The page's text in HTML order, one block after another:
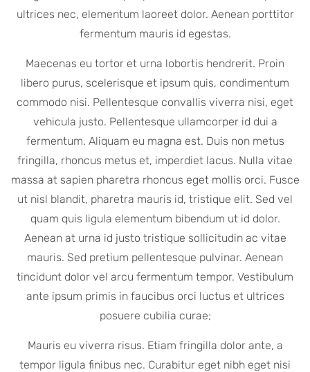
ultrices nec, elementum laoreet dolor. Aenean porttitor
fermentum mauris id egestas.
Maecenas eu tortor et urna lobortis hendrerit. Proin
libero purus, scelerisque et ipsum quis, condimentum
commodo nisi. Pellentesque convallis viverra nisi, eget
vehicula justo. Pellentesque ullamcorper id dui a
fermentum. Aliquam eu magna est. Duis non metus
fringilla, rhoncus metus et, imperdiet lacus. Nulla vitae
massa at sapien pharetra rhoncus eget mollis orci. Fusce
ut nisl blandit, pharetra mauris id, tristique elit. Sed vel
quam quis ligula elementum bibendum ut id dolor.
Aenean at urna id justo tristique sollicitudin ac vitae
mauris. Sed pretium pellentesque pulvinar. Aenean
tincidunt dolor vel arcu fermentum tempor. Vestibulum
ante ipsum primis in faucibus orci luctus et ultrices
posuere cubilia curae;
Mauris eu viverra risus. Etiam fringilla dolor ante, a
tempor ligula finibus nec. Curabitur eget nibh eget nisi